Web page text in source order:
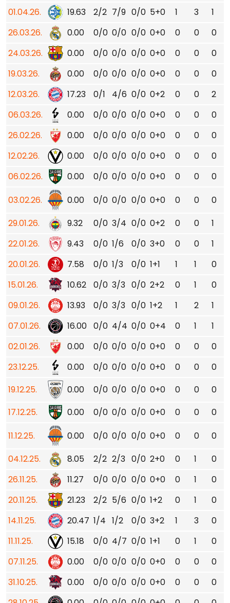
01.04.26.
19.63 2/2 7/9 0/0 5+0 1 3
1
26.03.26.
0.00 0/0 0/0 0/0 0+0 0 0
0
24.03.26.
0.00 0/0 0/0 0/0 0+0 0 0
0
19.03.26.
0.00 0/0 0/0 0/0 0+0 0 0
0
12.03.26.
17.23 0/1 4/6 0/0 0+2 0 0
2
06.03.26.
0.00 0/0 0/0 0/0 0+0 0 0
0
26.02.26.
0.00 0/0 0/0 0/0 0+0 0 0
0
12.02.26.
0.00 0/0 0/0 0/0 0+0 0 0
0
06.02.26.
0.00 0/0 0/0 0/0 0+0 0 0
0
03.02.26.
0.00 0/0 0/0 0/0 0+0 0 0
0
29.01.26.
9.32 0/0 3/4 0/0 0+2 0 0
1
22.01.26.
9.43 0/0 1/6 0/0 3+0 0 0
1
20.01.26.
7.58 0/0 1/3 0/0 1+1 1 1
0
15.01.26.
10.62 0/0 3/3 0/0 2+2 0 1
0
09.01.26.
13.93 0/0 3/3 0/0 1+2 1 2
1
07.01.26.
16.00 0/0 4/4 0/0 0+4 0 1
1
02.01.26.
0.00 0/0 0/0 0/0 0+0 0 0
0
23.12.25.
0.00 0/0 0/0 0/0 0+0 0 0
0
19.12.25.
0.00 0/0 0/0 0/0 0+0 0 0
0
17.12.25.
0.00 0/0 0/0 0/0 0+0 0 0
0
11.12.25.
0.00 0/0 0/0 0/0 0+0 0 0
0
04.12.25.
8.05 2/2 2/3 0/0 2+0 0 1
0
26.11.25.
11.27 0/0 0/0 0/0 0+0 0 1
0
20.11.25.
21.23 2/2 5/6 0/0 1+2 0 1
0
14.11.25.
20.47 1/4 1/2 0/0 3+2 1 3
0
11.11.25.
15.18 0/0 4/7 0/0 1+1 0 1
0
07.11.25.
0.00 0/0 0/0 0/0 0+0 0 0
0
31.10.25.
0.00 0/0 0/0 0/0 0+0 0 0
0